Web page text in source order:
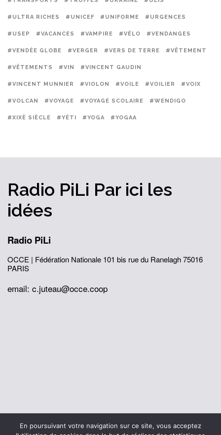
#ULTRA RICHES #UNICEF #UNIFORME #URGENCES
#USEP #VACANCES #VAMPIRE #VÉLO #VENDANGES
#VENDÉE GLOBE #VERGER #VERS DE TERRE #VÊTEMENT
#VÊTEMENTS #VIN #VINCENT GAUDIN
#VINCENT MUNNIER #VIOLON #VOILE #VOILIER #VOIX
#VOLCAN #VOYAGE #VOYAGE SCOLAIRE #WENDIGO
#XIXÈ SIÈCLE #YÉTI #YOGA #YOGAA
Radio PiLi Par ici les
idées
Radio PiLi
OCCE | Fédération Nationale 101 bis rue du Ranelagh75016
PARIS
email: c.juteau@occe.coop
© 2026 Office Central de la Coopération à l'École
En poursuivant votre navigation sur ce site, vous acceptez